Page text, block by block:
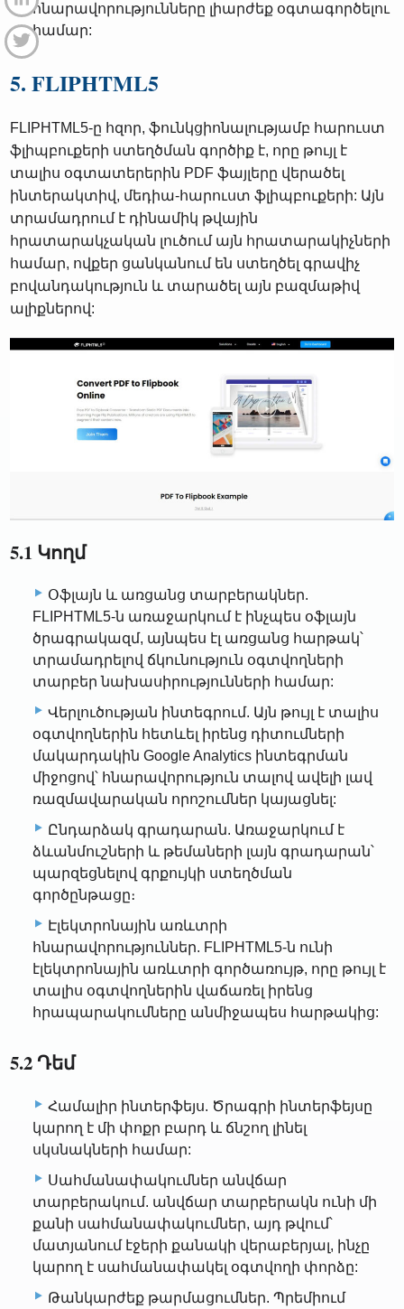
հնարավորությունները լիարժեք օգտագործելու
համար:
5. FLIPHTML5
FLIPHTML5-ը հզոր, ֆունկցիոնալությամբ հարուստ
ֆլիպբուքերի ստեղծման գործիք է, որը թույլ է
տալիս օգտատերերին PDF ֆայլերը վերածել
ինտերակտիվ, մեդիա-հարուստ ֆլիպբուքերի: Այն
տրամադրում է դինամիկ թվային
հրատարակչական լուծում այն ​​հրատարակիչների
համար, ովքեր ցանկանում են ստեղծել գրավիչ
բովանդակություն և տարածել այն բազմաթիվ
ալիքներով:
5.1 Կողմ
Օֆլայն և առցանց տարբերակներ.
FLIPHTML5-ն առաջարկում է ինչպես օֆլայն
ծրագրակազմ, այնպես էլ առցանց հարթակ՝
տրամադրելով ճկունություն օգտվողների
տարբեր նախասիրությունների համար:
Վերլուծության ինտեգրում. Այն թույլ է տալիս
օգտվողներին հետևել իրենց դիտումների
մակարդակին Google Analytics ինտեգրման
միջոցով՝ հնարավորություն տալով ավելի լավ
ռազմավարական որոշումներ կայացնել:
Ընդարձակ գրադարան. Առաջարկում է
ձևանմուշների և թեմաների լայն գրադարան՝
պարզեցնելով գրքույկի ստեղծման
գործընթացը։
Էլեկտրոնային առևտրի
հնարավորություններ. FLIPHTML5-ն ունի
էլեկտրոնային առևտրի գործառույթ, որը թույլ է
տալիս օգտվողներին վաճառել իրենց
հրապարակումները անմիջապես հարթակից:
5.2 Դեմ
Համալիր ինտերֆեյս. Ծրագրի ինտերֆեյսը
կարող է մի փոքր բարդ և ճնշող լինել
սկսնակների համար:
Սահմանափակումներ անվճար
տարբերակում. անվճար տարբերակն ունի մի
քանի սահմանափակումներ, այդ թվում՝
մատյանում էջերի քանակի վերաբերյալ, ինչը
կարող է սահմանափակել օգտվողի փորձը:
Թանկարժեք թարմացումներ. Պրեմիում